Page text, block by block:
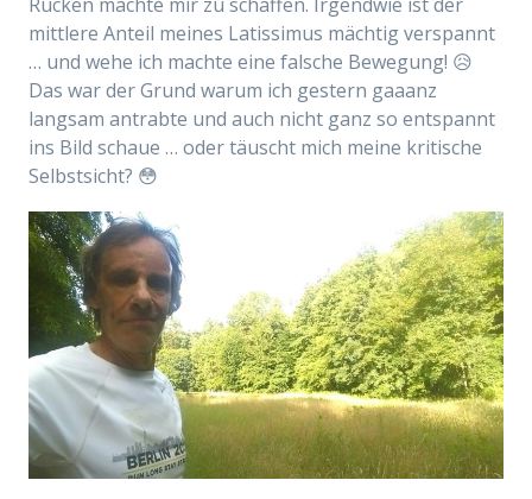
mittlere Anteil meines Latissimus mächtig verspannt
… und wehe ich machte eine falsche Bewegung! 😥
Das war der Grund warum ich gestern gaaanz
langsam antrabte und auch nicht ganz so entspannt
ins Bild schaue … oder täuscht mich meine kritische
Selbstsicht? 😳